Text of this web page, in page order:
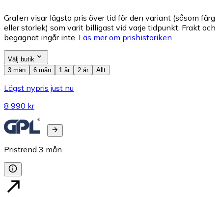
Grafen visar lägsta pris över tid för den variant (såsom färg
eller storlek) som varit billigast vid varje tidpunkt. Frakt och
begagnat ingår inte. Läs mer om prishistoriken.
Välj butik
3 mån
6 mån 1 år 2 år Allt
Lägst nypris just nu
8 990 kr
Pristrend 3 mån